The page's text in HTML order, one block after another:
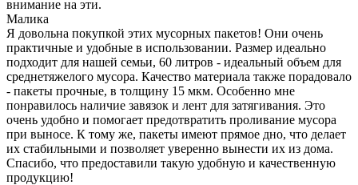
внимание на эти.
Малика
Я довольна покупкой этих мусорных пакетов! Они очень
практичные и удобные в использовании. Размер идеально
подходит для нашей семьи, 60 литров - идеальный объем для
среднетяжелого мусора. Качество материала также порадовало
- пакеты прочные, в толщину 15 мкм. Особенно мне
понравилось наличие завязок и лент для затягивания. Это
очень удобно и помогает предотвратить проливание мусора
при выносе. К тому же, пакеты имеют прямое дно, что делает
их стабильными и позволяет уверенно вынести их из дома.
Спасибо, что предоставили такую удобную и качественную
продукцию!